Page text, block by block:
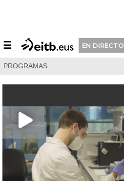
☰ EN DIRECTO
PROGRAMAS